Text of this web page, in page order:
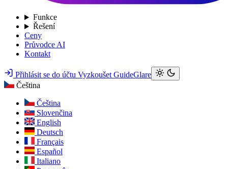
Funkce
Řešení
Ceny
Průvodce AI
Kontakt
Přihlásit se do účtu Vyzkoušet GuideGlare
Čeština
Čeština
Slovenčina
English
Deutsch
Français
Español
Italiano